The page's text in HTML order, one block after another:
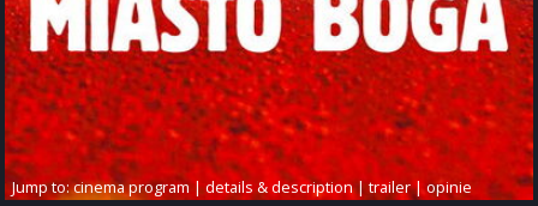
Jump to:cinema program|details & description|trailer|opinie